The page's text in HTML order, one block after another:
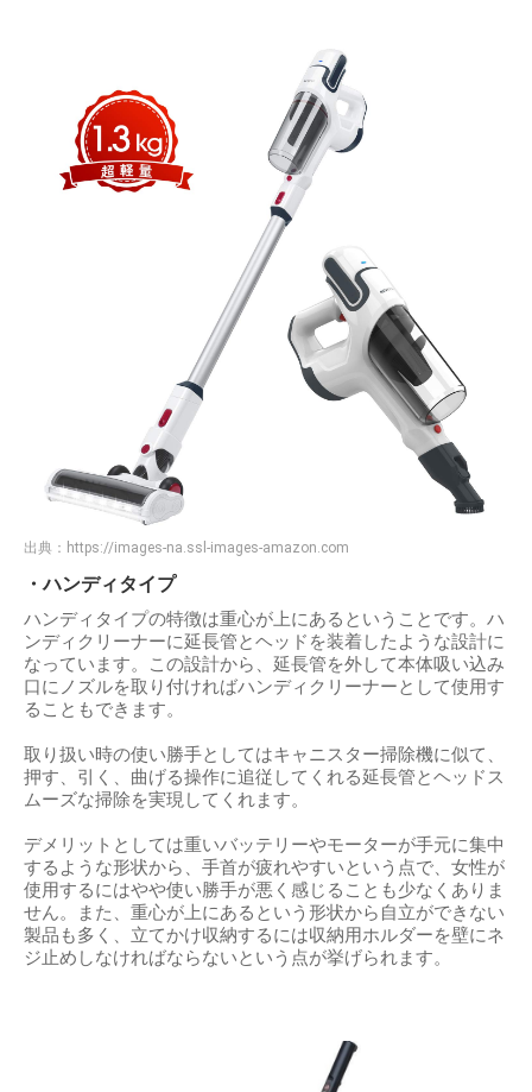
出典： https://images-na.ssl-images-amazon.com
・ハンディタイプ
ハンディタイプの特徴は重心が上にあるということです。ハ
ンディクリーナーに延長管とヘッドを装着したような設計に
なっています。この設計から、延長管を外して本体吸い込み
口にノズルを取り付ければハンディクリーナーとして使用す
ることもできます。
取り扱い時の使い勝手としてはキャニスター掃除機に似て、
押す、引く、曲げる操作に追従してくれる延長管とヘッドス
ムーズな掃除を実現してくれます。
デメリットとしては重いバッテリーやモーターが手元に集中
するような形状から、手首が疲れやすいという点で、女性が
使用するにはやや使い勝手が悪く感じることも少なくありま
せん。また、重心が上にあるという形状から自立ができない
製品も多く、立てかけ収納するには収納用ホルダーを壁にネ
ジ止めしなければならないという点が挙げられます。